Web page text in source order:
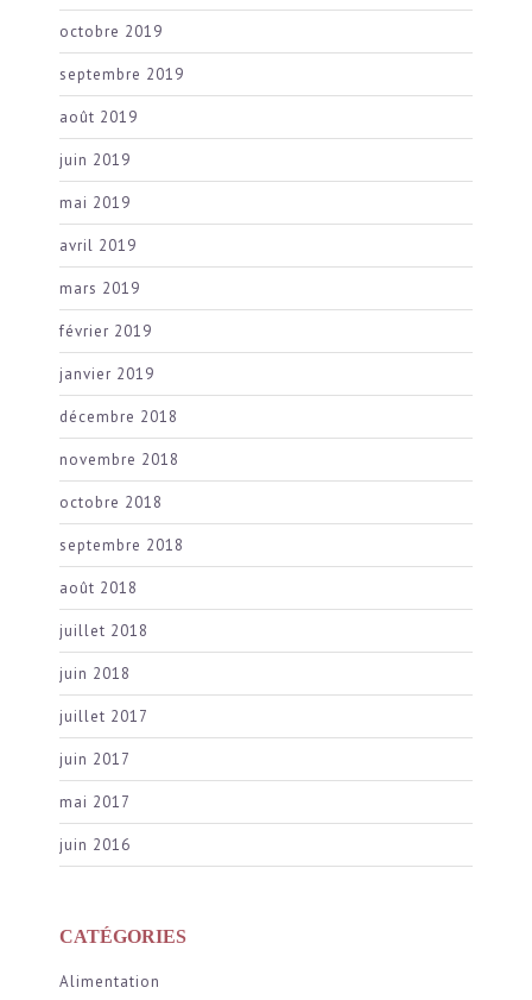
octobre 2019
septembre 2019
août 2019
juin 2019
mai 2019
avril 2019
mars 2019
février 2019
janvier 2019
décembre 2018
novembre 2018
octobre 2018
septembre 2018
août 2018
juillet 2018
juin 2018
juillet 2017
juin 2017
mai 2017
juin 2016
CATÉGORIES
Alimentation